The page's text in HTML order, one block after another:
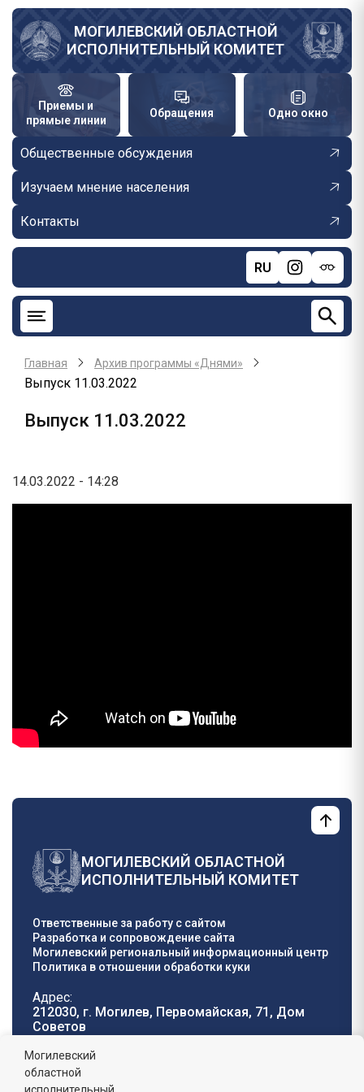
Перейти
основному
содержанию
МОГИЛЕВСКИЙ ОБЛАСТНОЙ
ИСПОЛНИТЕЛЬНЫЙ КОМИТЕТ
Приемы и
прямые линии
Обращения Одно окно
Общественные обсуждения
Изучаем мнение населения
Контакты
RU
Главная Архив программы «Днями»
Выпуск 11.03.2022
Выпуск 11.03.2022
14.03.2022 - 14:28
МОГИЛЕВСКИЙ ОБЛАСТНОЙ
ИСПОЛНИТЕЛЬНЫЙ КОМИТЕТ
Ответственные за работу с сайтом
Разработка и сопровождение сайта
Могилевский региональный информационный центр
Политика в отношении обработки куки
Адрес:
212030, г. Могилев, Первомайская, 71, Дом
Cоветов
Телефон горячей
линии:
8 (0222) 71-32-55
Могилевский
областной